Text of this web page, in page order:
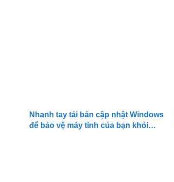
Nhanh tay tải bản cập nhật Windows
để bảo vệ máy tính của bạn khỏi